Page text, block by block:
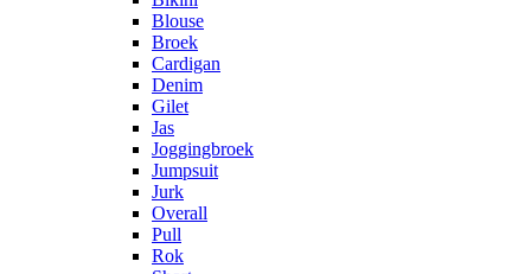
Blouse
Broek
Cardigan
Denim
Gilet
Jas
Joggingbroek
Jumpsuit
Jurk
Overall
Pull
Rok